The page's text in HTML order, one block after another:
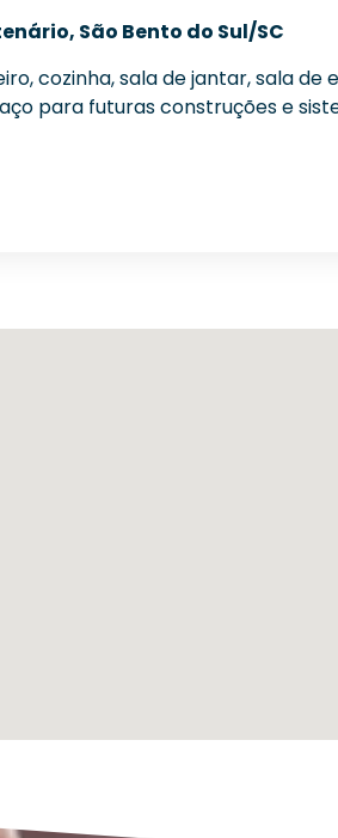
São Bento do Sul/SC
cozinha, sala de jantar, sala de
para futuras construções e